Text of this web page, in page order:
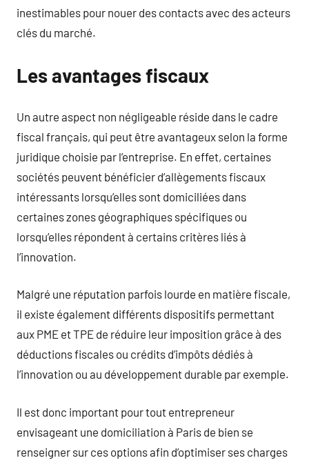
inestimables pour nouer des contacts avec des acteurs
clés du marché.
Les avantages fiscaux
Un autre aspect non négligeable réside dans le cadre
fiscal français, qui peut être avantageux selon la forme
juridique choisie par l’entreprise. En effet, certaines
sociétés peuvent bénéficier d’allègements fiscaux
intéressants lorsqu’elles sont domiciliées dans
certaines zones géographiques spécifiques ou
lorsqu’elles répondent à certains critères liés à
l’innovation.
Malgré une réputation parfois lourde en matière fiscale,
il existe également différents dispositifs permettant
aux PME et TPE de réduire leur imposition grâce à des
déductions fiscales ou crédits d’impôts dédiés à
l’innovation ou au développement durable par exemple.
Il est donc important pour tout entrepreneur
envisageant une domiciliation à Paris de bien se
renseigner sur ces options afin d’optimiser ses charges